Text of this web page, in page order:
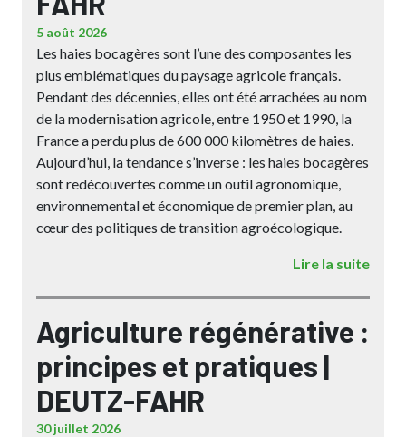
5 août 2026
Les haies bocagères sont l’une des composantes les
plus emblématiques du paysage agricole français.
Pendant des décennies, elles ont été arrachées au nom
de la modernisation agricole, entre 1950 et 1990, la
France a perdu plus de 600 000 kilomètres de haies.
Aujourd’hui, la tendance s’inverse : les haies bocagères
sont redécouvertes comme un outil agronomique,
environnemental et économique de premier plan, au
cœur des politiques de transition agroécologique.
Lire la suite
Agriculture régénérative :
principes et pratiques |
DEUTZ-FAHR
30 juillet 2026